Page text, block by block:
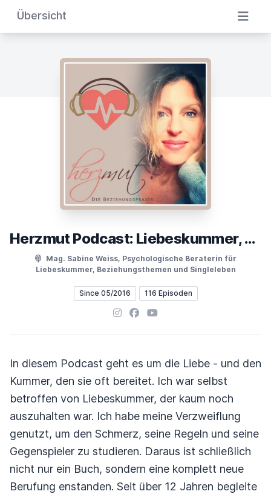
Übersicht
Herzmut Podcast: Liebeskummer, Beziehungsthemen und Singleleben
Mag. Sabine Weiss, Psychologische Beraterin für
Liebeskummer, Beziehungsthemen und Singleleben
Since 05/2016 116 Episoden
Instagram
Facebook
YouTube
In diesem Podcast geht es um die Liebe - und den
Kummer, den sie oft bereitet. Ich war selbst
betroffen von Liebeskummer, der kaum noch
auszuhalten war. Ich habe meine Verzweiflung
genutzt, um den Schmerz, seine Regeln und seine
Gegenspieler zu studieren. Daraus ist schließlich
nicht nur ein Buch, sondern eine komplett neue
Berufung enstanden. Seit über 12 Jahren begleite